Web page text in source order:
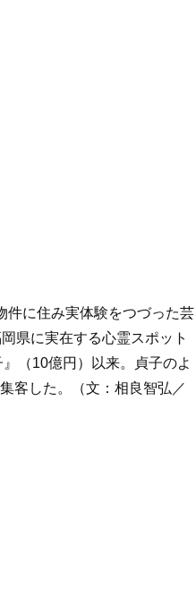
件に住み実体験をつづった芸
県に実在する心霊スポット
（10億円）以来。貞子のよ
客した。（文：相良智弘／